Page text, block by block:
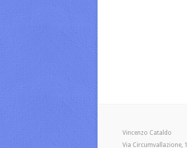
Vincenzo Cataldo
Via Circumvallazione,